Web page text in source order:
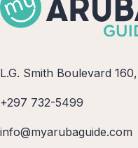
L.G. Smith Boulevard
+297 732-5499
info@myarubaguide.com